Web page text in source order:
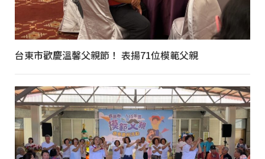
台東市歡慶溫馨父親節！ 表揚71位模範父親